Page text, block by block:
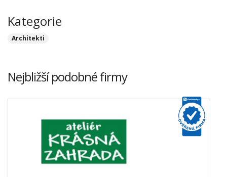
Kategorie
Architekti
Nejbližší podobné firmy